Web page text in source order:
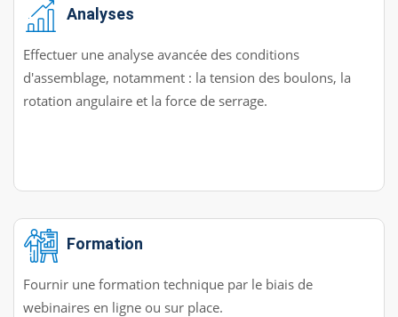
Analyses
Effectuer une analyse avancée des conditions
d'assemblage, notamment : la tension des boulons, la
rotation angulaire et la force de serrage.
Formation
Fournir une formation technique par le biais de
webinaires en ligne ou sur place.